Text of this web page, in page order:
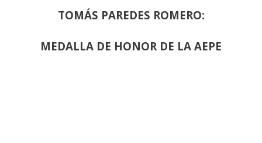
TOMÁS PAREDES ROMERO:
MEDALLA DE HONOR DE LA AEPE